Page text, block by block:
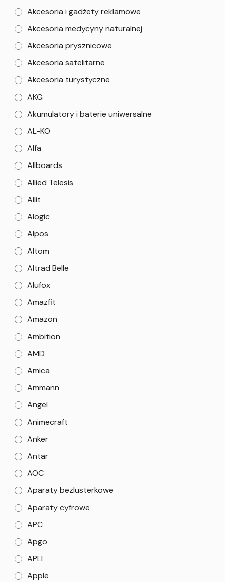
Akcesoria i gadżety reklamowe
Akcesoria medycyny naturalnej
Akcesoria prysznicowe
Akcesoria satelitarne
Akcesoria turystyczne
AKG
Akumulatory i baterie uniwersalne
AL-KO
Alfa
Allboards
Allied Telesis
Allit
Alogic
Alpos
Altom
Altrad Belle
Alufox
Amazfit
Amazon
Ambition
AMD
Amica
Ammann
Angel
Animecraft
Anker
Antar
AOC
Aparaty bezlusterkowe
Aparaty cyfrowe
APC
Apgo
APLI
Apple